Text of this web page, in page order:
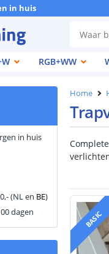
in huis
RGB+WW
in huis
(NL en BE)
dagen
Home
BASIC